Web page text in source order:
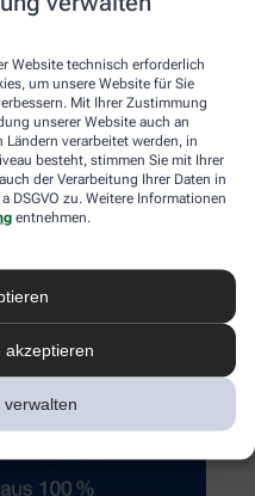
Website technisch erforderlich
um unsere Website für Sie
Mit Ihrer Zustimmung
unserer Website auch an
verarbeitet werden, in
besteht, stimmen Sie mit Ihrer
der Verarbeitung Ihrer Daten in
DSGVO zu. Weitere Informationen
entnehmen.
akzeptieren
verwalten